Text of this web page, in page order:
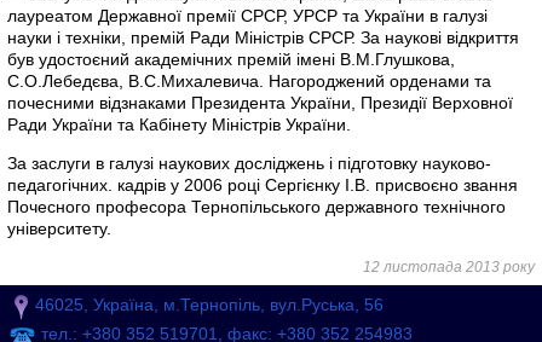
лауреатом Державної премії СРСР, УРСР та України в галузі
науки і техніки, премій Ради Міністрів СРСР. За наукові відкриття
був удостоєний академічних премій імені В.М.Глушкова,
С.О.Лебедєва, В.С.Михалевича. Нагороджений орденами та
почесними відзнаками Президента України, Президії Верховної
Ради України та Кабінету Міністрів України.
За заслуги в галузі наукових досліджень і підготовку науково-
педагогічних. кадрів у 2006 році Сергієнку І.В. присвоєно звання
Почесного професора Тернопільського державного технічного
університету.
12 листопада 2013 року
46025, Україна, м.Тернопіль, вул.Руська, 56
тел.: +380 352 519701, факс: +380 352 254983